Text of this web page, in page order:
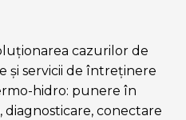
cazurilor de
și servicii de întreținere
hidro: punere în
conectare